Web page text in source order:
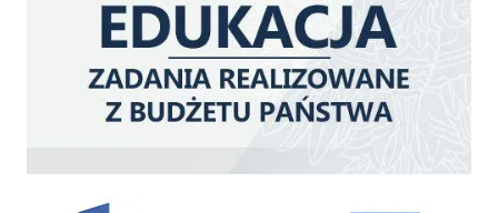
Zakup fabrycznie nowego, średniego samochodu ratowniczo-gaśniczego z